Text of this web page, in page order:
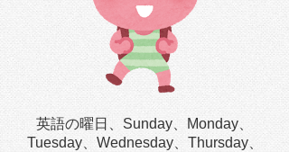
英語の曜日、Sunday、Monday、
Tuesday、Wednesday、Thursday、